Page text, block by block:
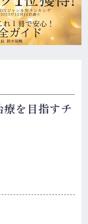
を目指すチ